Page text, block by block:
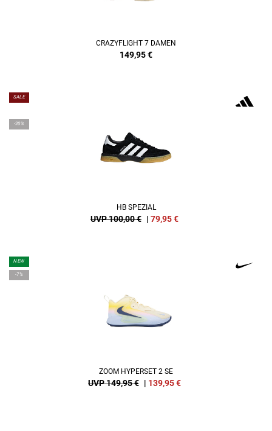
CRAZYFLIGHT 7 DAMEN
149,95€
SALE
-20%
HB SPEZIAL
UVP 100,00 € | 79,95€
NEW
-7%
ZOOM HYPERSET 2 SE
UVP 149,95 € | 139,95€